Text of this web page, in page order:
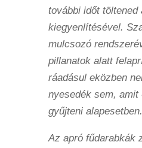
további időt töltened
kiegyenlítésével.
mulcsozó
pillanatok alatt
ráadásul eközben
nyesedék sem, amit
gyűjteni alapesetben.
Az apró fűdarabkák